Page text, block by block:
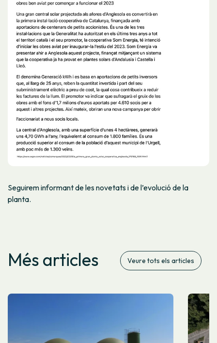
Seguirem informant de les novetats i de l’evolució de la
planta.
Més articles Veure tots els articles